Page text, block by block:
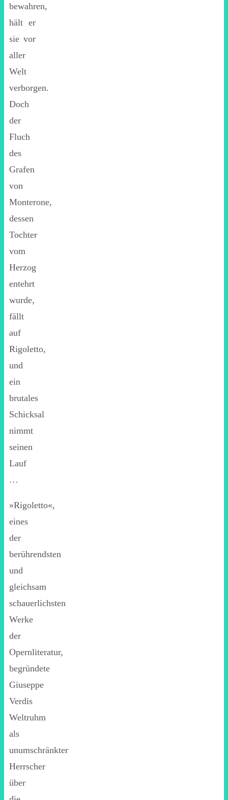
bewahren,
hält er
sie vor
aller
Welt
verborgen.
Doch
der
Fluch
des
Grafen
von
Monterone,
dessen
Tochter
vom
Herzog
entehrt
wurde,
fällt
auf
Rigoletto,
und
ein
brutales
Schicksal
nimmt
seinen
Lauf
…
»Rigoletto«,
eines
der
berührendsten
und
gleichsam
schauerlichsten
Werke
der
Opernliteratur,
begründete
Giuseppe
Verdis
Weltruhm
als
unumschränkter
Herrscher
über